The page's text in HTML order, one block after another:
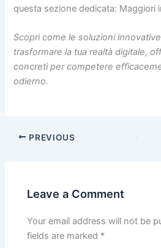
questa sezione dedicata: Maggiori
Scopri come le soluzioni
trasformare la tua realtà digitale,
concreti per competere
odierno.
PREVIOUS
Leave a Comment
Your email address will not be
fields are marked *